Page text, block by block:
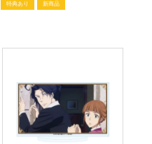
特典あり 新商品